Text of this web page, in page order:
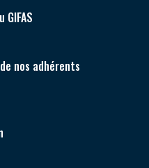
nos adhérents